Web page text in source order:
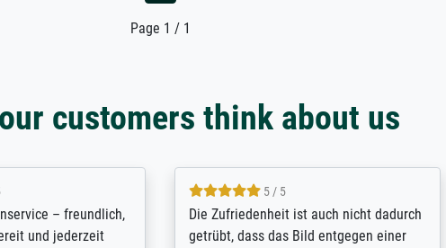
Page 1 / 1
customers think about us
mit der
Großvaters aus dem 1.
Hervorragende Qualität. Man kann sich
vieles anpassen lassen, wie z.B.: